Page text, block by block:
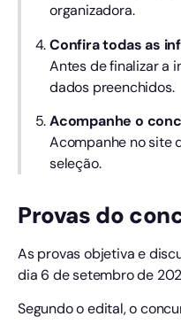
organizadora.
Confira todas as
Antes de finalizar a
dados preenchidos.
Acompanhe o
Acompanhe no site
seleção.
Provas do
As provas objetiva e
dia 6 de setembro de
Segundo o edital, o